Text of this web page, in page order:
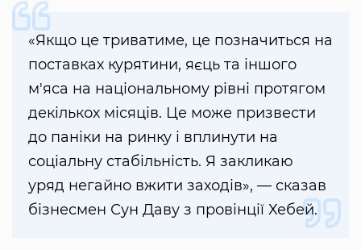
«Якщо це триватиме, це позначиться на
поставках курятини, яєць та іншого
м'яса на національному рівні протягом
декількох місяців. Це може призвести
до паніки на ринку і вплинути на
соціальну стабільність. Я закликаю
уряд негайно вжити заходів», — сказав
бізнесмен Сун Даву з провінції Хебей.